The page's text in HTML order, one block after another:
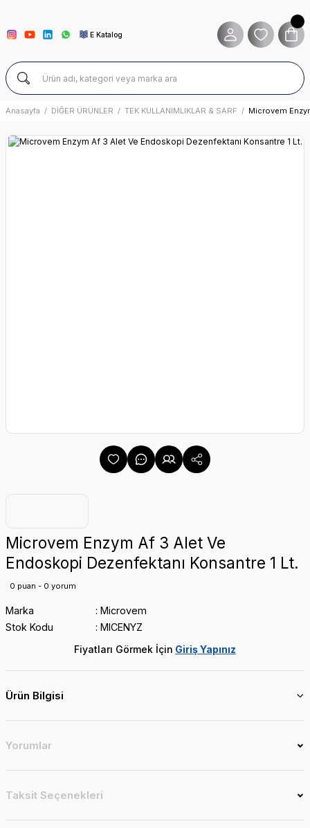
E Katalog
Anasayfa DİĞER ÜRÜNLER TEK KULLANIMLIKLAR & SARF Microvem
Microvem Enzym Af 3 Alet Ve
Endoskopi Dezenfektanı Konsantre 1 Lt.
0 puan - 0 yorum
Marka
Microvem
Stok Kodu
MICENYZ
Fiyatları Görmek İçin Giriş Yapınız
Ürün Bilgisi
Yorumlar
Taksit Seçenekleri